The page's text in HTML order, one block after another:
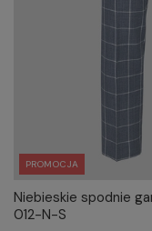
PROMOCJA
Niebieskie spodnie
012-N-S